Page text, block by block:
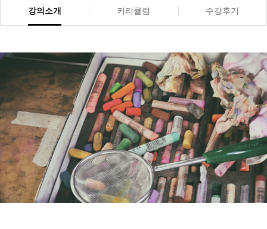
강의소개 커리큘럼 수강후기